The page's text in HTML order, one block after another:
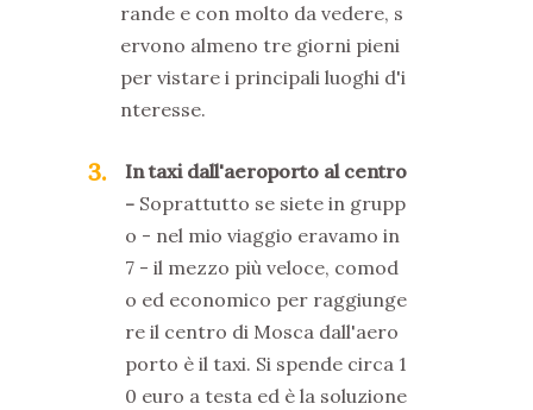
rande e con molto da vedere, s
ervono almeno tre giorni pieni
per vistare i principali luoghi d'i
nteresse.
3
In taxi dall'aeroporto al centro
Soprattutto se siete in grupp
o - nel mio viaggio eravamo in
7 - il mezzo più veloce, comod
o ed economico per raggiunge
re il centro di Mosca dall'aero
porto è il taxi. Si spende circa 1
0 euro a testa ed è la soluzione